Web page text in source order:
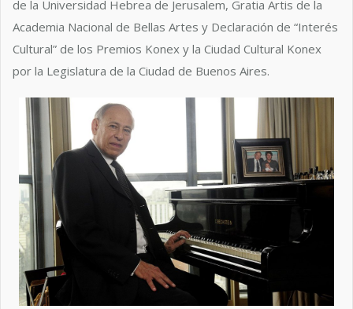
de la Universidad Hebrea de Jerusalem, Gratia Artis de la
Academia Nacional de Bellas Artes y Declaración de “Interés
Cultural” de los Premios Konex y la Ciudad Cultural Konex
por la Legislatura de la Ciudad de Buenos Aires.